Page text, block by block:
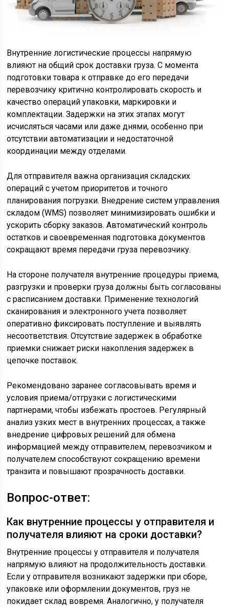
Внутренние логистические процессы напрямую
влияют на общий срок доставки груза. С момента
подготовки товара к отправке до его передачи
перевозчику критично контролировать скорость и
качество операций упаковки, маркировки и
комплектации. Задержки на этих этапах могут
исчисляться часами или даже днями, особенно при
отсутствии автоматизации и недостаточной
координации между отделами.
Для отправителя важна организация складских
операций с учетом приоритетов и точного
планирования погрузки. Внедрение систем управления
складом (WMS) позволяет минимизировать ошибки и
ускорить сборку заказов. Автоматический контроль
остатков и своевременная подготовка документов
сокращают время передачи груза перевозчику.
На стороне получателя внутренние процедуры приема,
разгрузки и проверки груза должны быть согласованы
с расписанием доставки. Применение технологий
сканирования и электронного учета позволяет
оперативно фиксировать поступление и выявлять
несоответствия. Отсутствие задержек в обработке
приемки снижает риски накопления задержек в
цепочке поставок.
Рекомендовано заранее согласовывать время и
условия приема/отгрузки с логистическими
партнерами, чтобы избежать простоев. Регулярный
анализ узких мест в внутренних процессах, а также
внедрение цифровых решений для обмена
информацией между отправителем, перевозчиком и
получателем способствуют сокращению времени
транзита и повышают прозрачность доставки.
Вопрос-ответ:
Как внутренние процессы у отправителя и
получателя влияют на сроки доставки?
Внутренние процессы у отправителя и получателя
напрямую влияют на продолжительность доставки.
Если у отправителя возникают задержки при сборе,
упаковке или оформлении документов, груз не
покидает склад вовремя. Аналогично, у получателя